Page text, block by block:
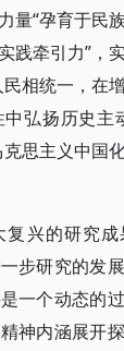
量“孕育于民
践牵引力”，
相统一，在
弘扬历史主
思主义中国
复兴的研究
步研究的发
一个动态的
神内涵展开